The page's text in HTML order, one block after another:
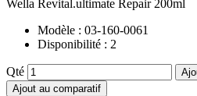
Wella Revital.ultimate Repair 200ml
Modèle : 03-160-0061
Disponibilité : 2
Qté
Ajout au comparatif